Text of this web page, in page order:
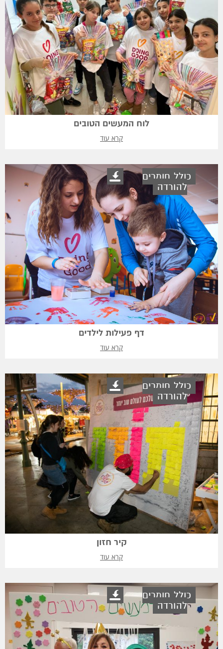
לוח המעשים הטובים
קרא עוד
כולל חומרים
להורדה
דף פעילות לילדים
קרא עוד
כולל חומרים
להורדה
קיר חזון
קרא עוד
כולל חומרים
להורדה